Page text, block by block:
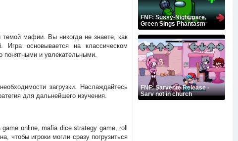
темой мафии. Вы никогда не знаете, как
основывается на классическом
понятными и увлекательными.
загрузки. Наслаждайтесь
для дальнейшего изучения.
online, mafia dice strategy game, roll
чтобы игроки могли сразу погрузиться
FNF: Sussy-Nightmare,
Green Sings Phantasm
FNF: Sarvente Release -
Sarv not in church